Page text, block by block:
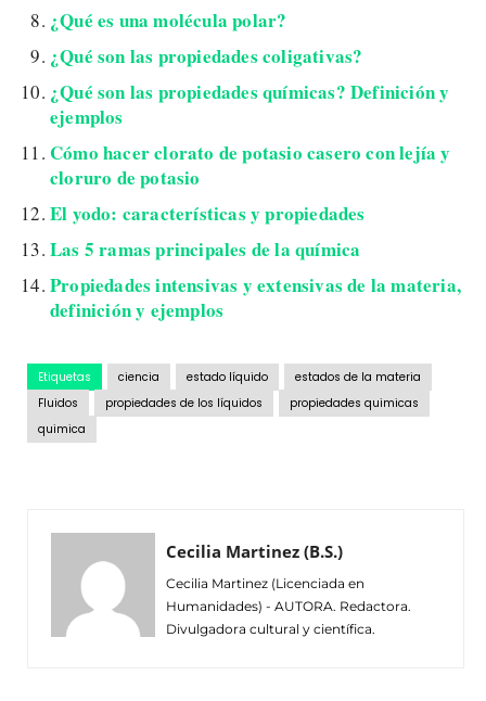
¿Qué es una molécula polar?
¿Qué son las propiedades coligativas?
¿Qué son las propiedades químicas? Definición y
ejemplos
Cómo hacer clorato de potasio casero con lejía y
cloruro de potasio
El yodo: características y propiedades
Las 5 ramas principales de la química
Propiedades intensivas y extensivas de la materia,
definición y ejemplos
Etiquetas ciencia estado líquido
estados de la materia
Fluidos
propiedades de los líquidos
propiedades quimicas
quimica
Cecilia Martinez (B.S.)
Cecilia Martinez (Licenciada en
Humanidades) - AUTORA. Redactora.
Divulgadora cultural y científica.